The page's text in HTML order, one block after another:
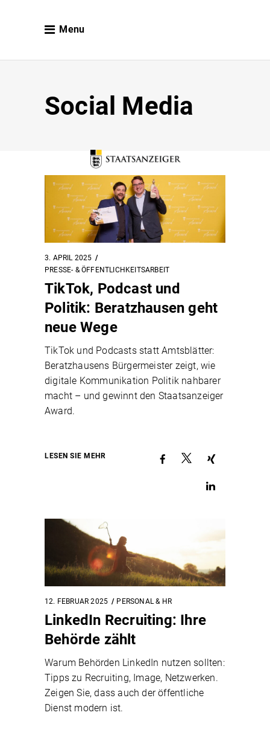
Menu
Social Media
3. APRIL 2025
PRESSE- & ÖFFENTLICHKEITSARBEIT
TikTok, Podcast und
Politik: Beratzhausen geht
neue Wege
TikTok und Podcasts statt Amtsblätter:
Beratzhausens Bürgermeister zeigt, wie
digitale Kommunikation Politik nahbarer
macht – und gewinnt den Staatsanzeiger
Award.
LESEN SIE MEHR
12. FEBRUAR 2025 PERSONAL & HR
LinkedIn Recruiting: Ihre
Behörde zählt
Warum Behörden LinkedIn nutzen sollten:
Tipps zu Recruiting, Image, Netzwerken.
Zeigen Sie, dass auch der öffentliche
Dienst modern ist.